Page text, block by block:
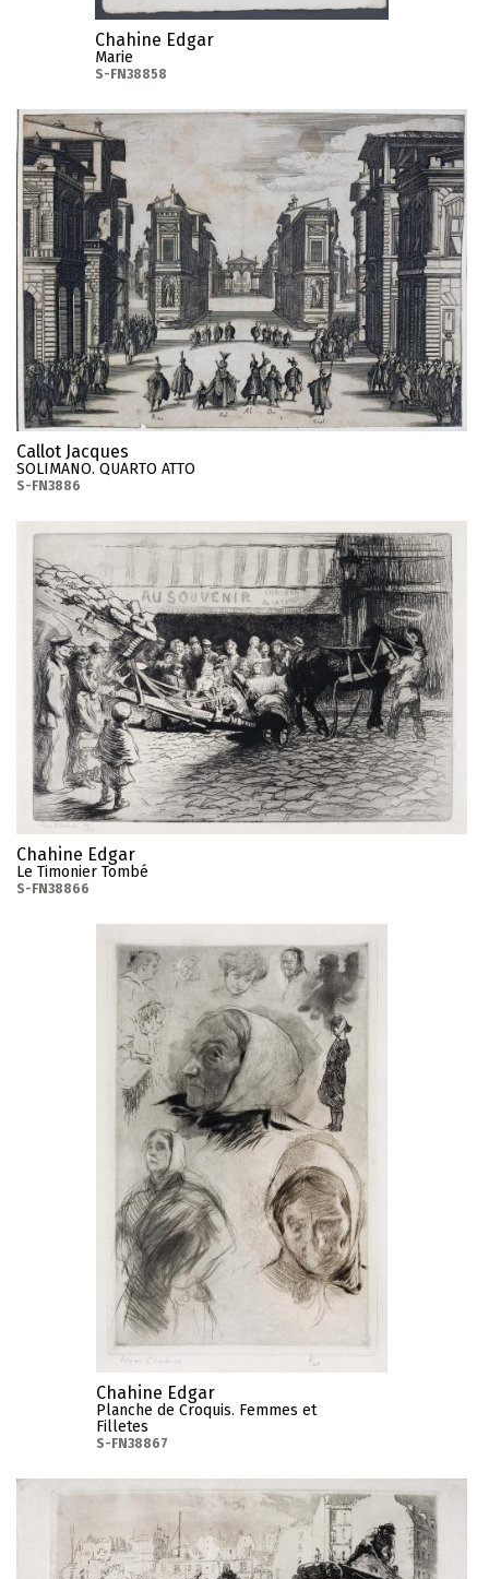
Chahine Edgar
Marie
S-FN38858
Callot Jacques
SOLIMANO. QUARTO ATTO
S-FN3886
Chahine Edgar
Le Timonier Tombé
S-FN38866
Chahine Edgar
Planche de Croquis. Femmes et
Filletes
S-FN38867